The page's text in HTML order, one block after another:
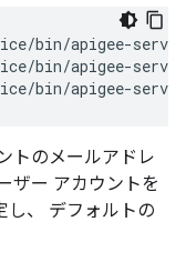
bin/apigee-
bin/apigee-
トのメールアドレ
ザー アカウントを
し、 デフォルトの